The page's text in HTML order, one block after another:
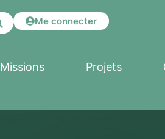
Me connecter
Missions Projets